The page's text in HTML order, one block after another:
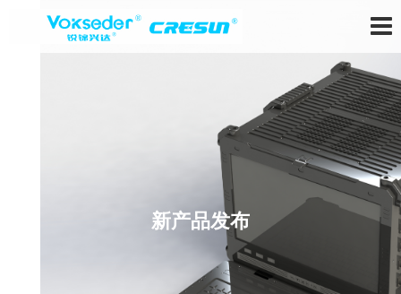
新产品发布